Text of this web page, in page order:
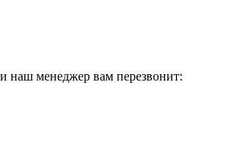
наш менеджер вам перезвонит: